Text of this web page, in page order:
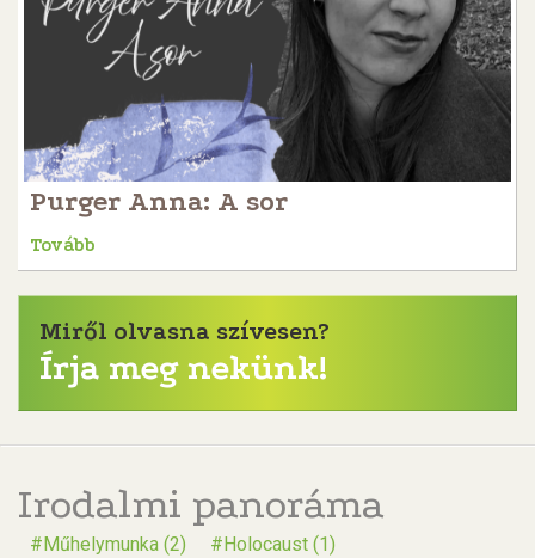
Purger Anna: A sor
Tovább
Miről olvasna szívesen?
Írja meg nekünk!
Irodalmi panoráma
Műhelymunka (2)
Holocaust (1)